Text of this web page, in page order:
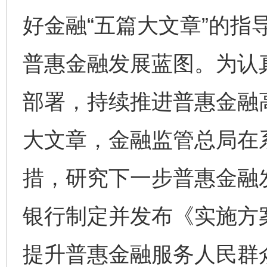
好金融“五篇大文章”的
普惠金融发展蓝图。为
部署，持续推进普惠金
大文章，金融监管总局
措，研究下一步普惠金
银行制定并发布《实施
提升普惠金融服务人民